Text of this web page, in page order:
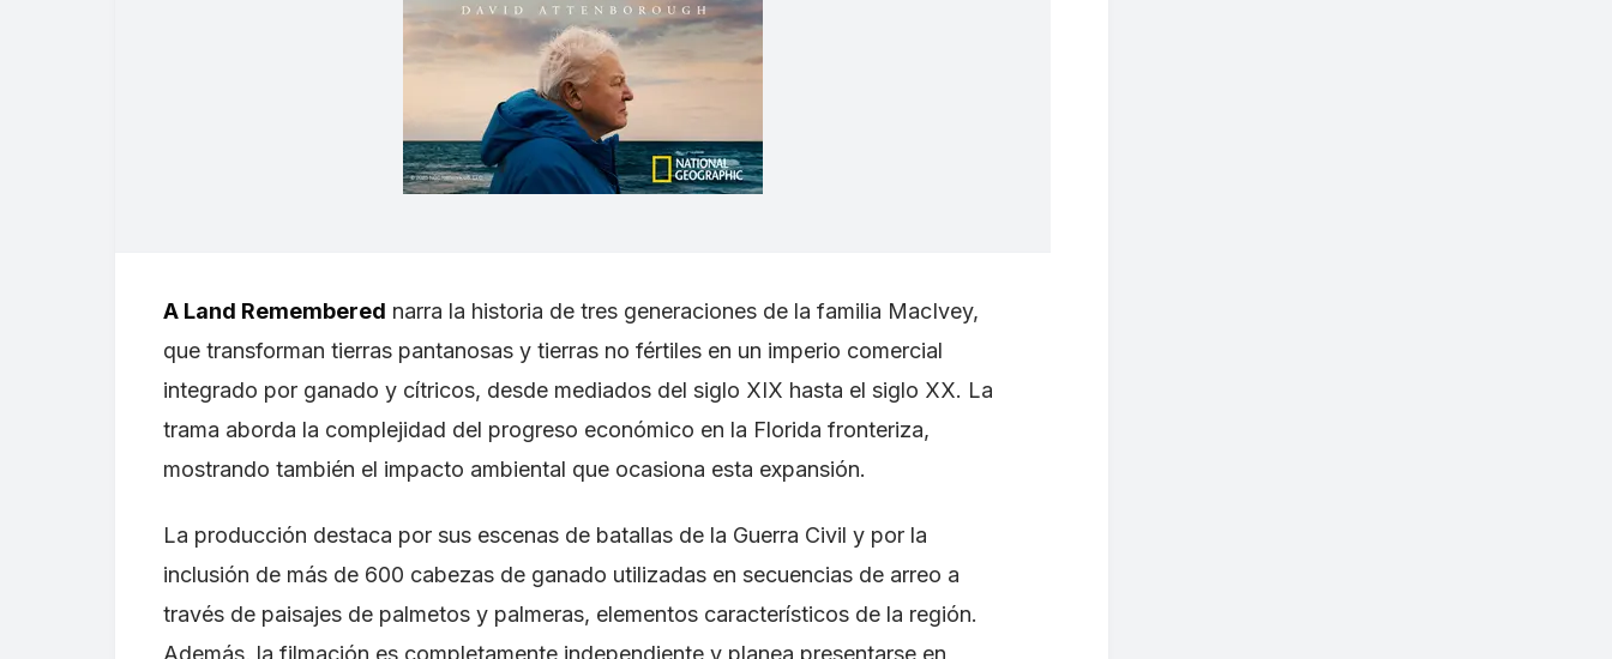
A Land Remembered narra la historia de tres generaciones de la familia MacIvey,
que transforman tierras pantanosas y tierras no fértiles en un imperio comercial
integrado por ganado y cítricos, desde mediados del siglo XIX hasta el siglo XX. La
trama aborda la complejidad del progreso económico en la Florida fronteriza,
mostrando también el impacto ambiental que ocasiona esta expansión.
La producción destaca por sus escenas de batallas de la Guerra Civil y por la
inclusión de más de 600 cabezas de ganado utilizadas en secuencias de arreo a
través de paisajes de palmetos y palmeras, elementos característicos de la región.
Además, la filmación es completamente independiente y planea presentarse en